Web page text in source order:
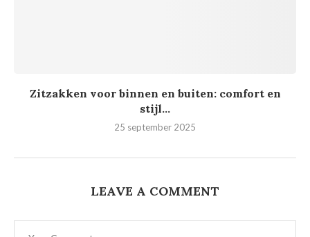
Zitzakken voor binnen en buiten: comfort en
stijl...
25 september 2025
LEAVE A COMMENT